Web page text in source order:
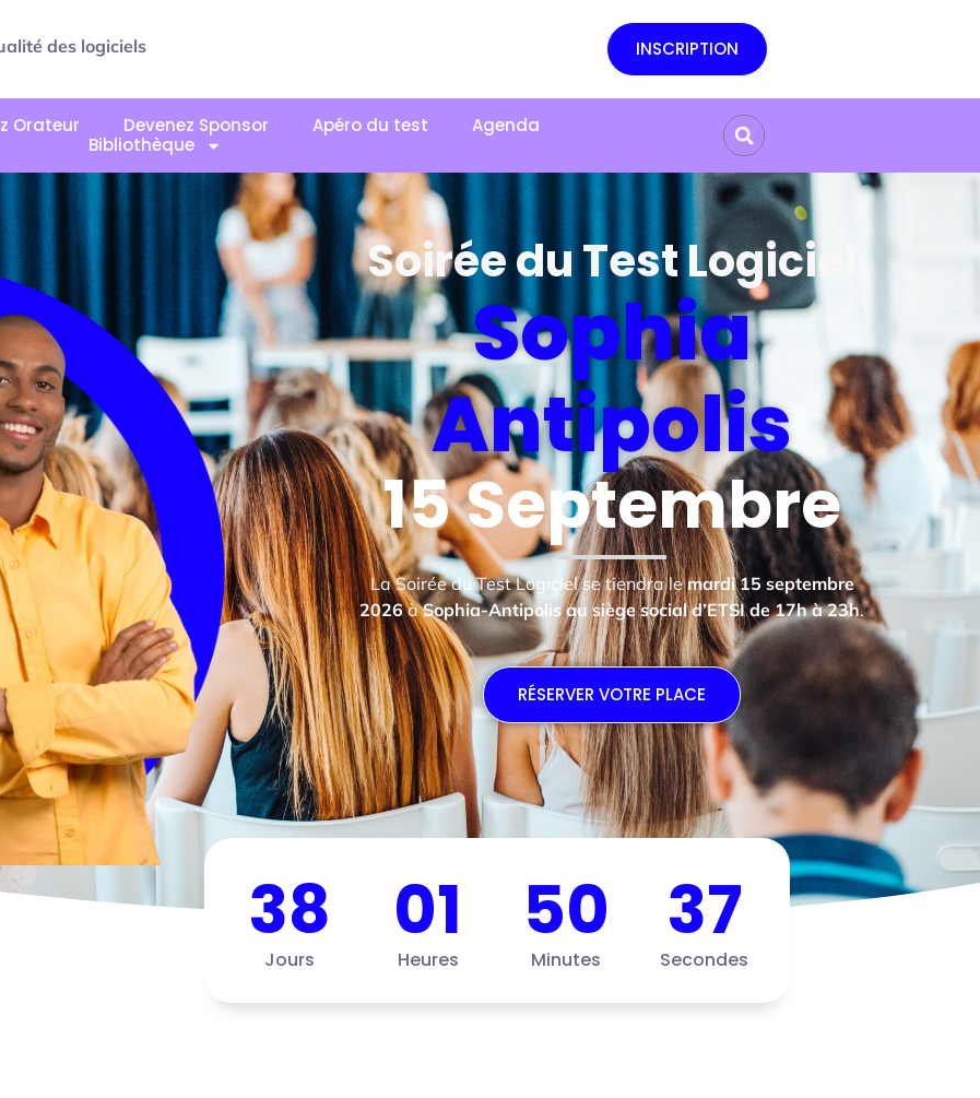
des logiciels INSCRIPTION
Orateur Devenez Sponsor Apéro du test
Agenda
Bibliothèque
Soirée du Test Logiciel
Sophia
Antipolis
15 Septembre
La Soirée du Test Logiciel se tiendra lemardi 15 septembre
2026àSophia-Antipolis au siège social d’ETSIde 17h à 23h.
RÉSERVER VOTRE PLACE
38
Jours
01
Heures
50
Minutes
35
Secondes